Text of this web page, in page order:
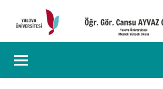
Öğr.
Gör.
Web
Sayfası